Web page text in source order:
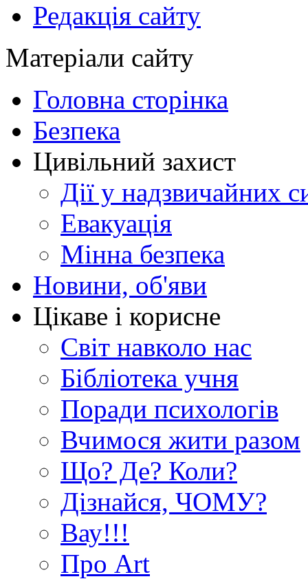
Редакція сайту
Матеріали сайту
Головна сторінка
Безпека
Цивільний захист
Дії у надзвичайних
Евакуація
Мінна безпека
Новини, об'яви
Цікаве і корисне
Світ навколо нас
Бібліотека учня
Поради психологів
Вчимося жити разом
Що? Де? Коли?
Дізнайся, ЧОМУ?
Вау!!!
Про Art